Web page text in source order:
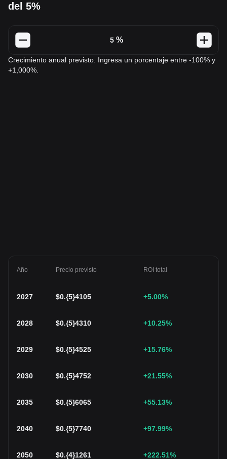
del 5%
%
Crecimiento anual previsto. Ingresa un porcentaje entre -100% y
+1,000%.
Año Precio previsto ROI total
2027 $0.{5}4105 +5.00%
2028 $0.{5}4310 +10.25%
2029 $0.{5}4525 +15.76%
2030 $0.{5}4752 +21.55%
2035 $0.{5}6065 +55.13%
2040 $0.{5}7740 +97.99%
2050 $0.{4}1261 +222.51%